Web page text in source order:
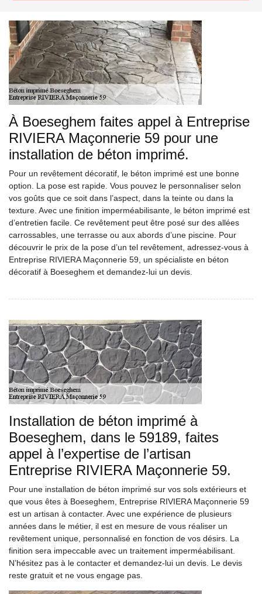
À Boeseghem faites appel à Entreprise
RIVIERA Maçonnerie 59 pour une
installation de béton imprimé.
Pour un revêtement décoratif, le béton imprimé est une bonne
option. La pose est rapide. Vous pouvez le personnaliser selon
vos goûts que ce soit dans l’aspect, dans la teinte ou dans la
texture. Avec une finition imperméabilisante, le béton imprimé est
d’entretien facile. Ce revêtement peut être posé sur des allées
carrossables, une terrasse ou aux abords d’une piscine. Pour
découvrir le prix de la pose d’un tel revêtement, adressez-vous à
Entreprise RIVIERA Maçonnerie 59, un spécialiste en béton
décoratif à Boeseghem et demandez-lui un devis.
Installation de béton imprimé à
Boeseghem, dans le 59189, faites
appel à l’expertise de l’artisan
Entreprise RIVIERA Maçonnerie 59.
Pour une installation de béton imprimé sur vos sols extérieurs et
que vous êtes à Boeseghem, Entreprise RIVIERA Maçonnerie 59
est un artisan à contacter. Avec une expérience de plusieurs
années dans le métier, il est en mesure de vous réaliser un
revêtement unique, personnalisé en fonction de vos désirs. La
finition sera impeccable avec un traitement imperméabilisant.
N’hésitez pas à le contacter et demandez-lui un devis. Le devis
reste gratuit et ne vous engage pas.